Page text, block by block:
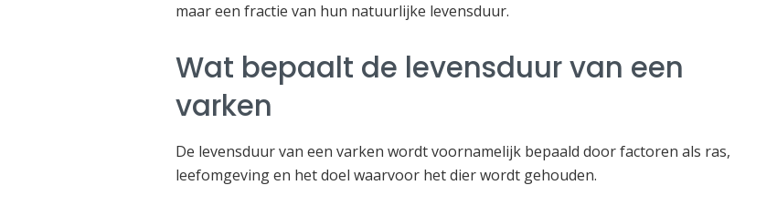
maar een fractie van hun natuurlijke levensduur.
Wat bepaalt de levensduur van een
varken
De levensduur van een varken wordt voornamelijk bepaald door factoren als ras,
leefomgeving en het doel waarvoor het dier wordt gehouden.